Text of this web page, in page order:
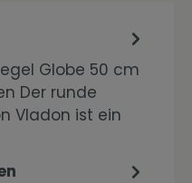
Globe 50 cm
Der runde
Vladon ist ein